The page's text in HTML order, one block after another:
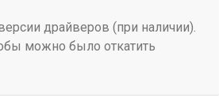
драйверов (при наличии).
можно было откатить